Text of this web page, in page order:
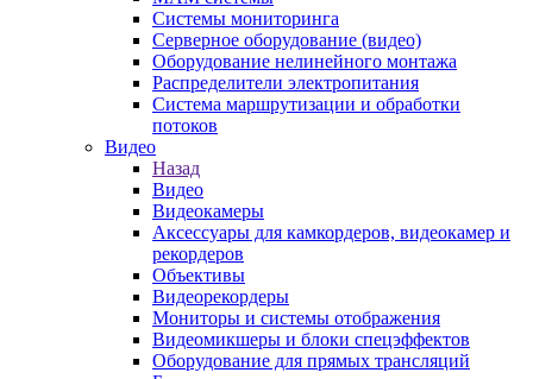
Системы мониторинга
Серверное оборудование (видео)
Оборудование нелинейного монтажа
Распределители электропитания
Система маршрутизации и обработки
потоков
Видео
Назад
Видео
Видеокамеры
Аксессуары для камкордеров, видеокамер и
рекордеров
Объективы
Видеорекордеры
Мониторы и системы отображения
Видеомикшеры и блоки спецэффектов
Оборудование для прямых трансляций